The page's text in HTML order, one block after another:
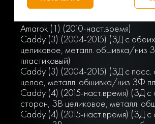
Amarok (1) (2010-наст.время)
Caddy (3) (2004-2015) (ЗД с
целиковое, металл. обшивка/низ
пластиковый)
Caddy (3) (2004-2015) (ЗД с пасс.
целое, металл. обшивка/низ ЗФ
Caddy (4) (2015-наст.время) (ЗД с
сторон, ЗВ целиковое, металл.
Caddy (4) (2015-наст.время) (ЗД с